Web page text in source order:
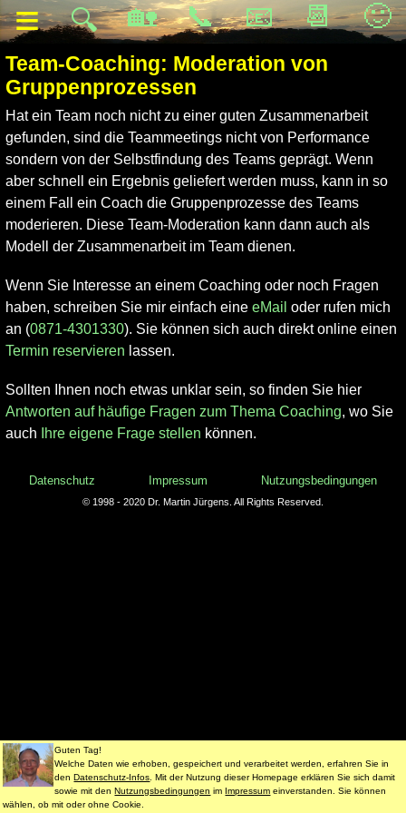
≡ 🔍 🏡 📞 📧 📆 🙂
Team-Coaching: Moderation von
Gruppenprozessen
Hat ein Team noch nicht zu einer guten Zusammenarbeit
gefunden, sind die Teammeetings nicht von Performance
sondern von der Selbstfindung des Teams geprägt. Wenn
aber schnell ein Ergebnis geliefert werden muss, kann in so
einem Fall ein Coach die Gruppenprozesse des Teams
moderieren. Diese Team-Moderation kann dann auch als
Modell der Zusammenarbeit im Team dienen.
Wenn Sie Interesse an einem Coaching oder noch Fragen
haben, schreiben Sie mir einfach eineeMail oder rufen mich
an (0871-4301330). Sie können sich auch direkt online einen
Termin reservieren lassen.
Sollten Ihnen noch etwas unklar sein, so finden Sie hier
Antworten auf häufige Fragen zum Thema Coaching, wo Sie
auch
Ihre eigene Frage stellen können.
Datenschutz Impressum Nutzungsbedingungen
© 1998 - 2020 Dr. Martin Jürgens. All Rights Reserved.
Guten Tag!
Welche Daten wie erhoben, gespeichert und verarbeitet werden, erfahren Sie in
denDatenschutz-Infos . Mit der Nutzung dieser Homepage erklären Sie sich damit
sowie mit denNutzungsbedingungen im Impressum einverstanden. Sie können
wählen, ob mit oder ohne Cookie.